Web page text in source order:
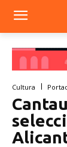
Cultura